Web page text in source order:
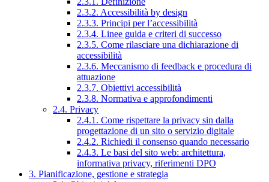
2.3.2. Accessibilità by design
2.3.3. Principi per l’accessibilità
2.3.4. Linee guida e criteri di successo
2.3.5. Come rilasciare una dichiarazione di
accessibilità
2.3.6. Meccanismo di feedback e procedura di
attuazione
2.3.7. Obiettivi accessibilità
2.3.8. Normativa e approfondimenti
2.4. Privacy
2.4.1. Come rispettare la privacy sin dalla
progettazione di un sito o servizio digitale
2.4.2. Richiedi il consenso quando necessario
2.4.3. Le basi del sito web: architettura,
informativa privacy, riferimenti DPO
3. Pianificazione, gestione e strategia